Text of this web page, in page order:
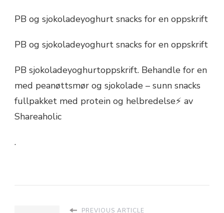
PB og sjokoladeyoghurt snacks for en oppskrift
PB og sjokoladeyoghurt snacks for en oppskrift
PB sjokoladeyoghurtoppskrift. Behandle for en
med peanøttsmør og sjokolade – sunn snacks
fullpakket med protein og helbredelse⚡ av
Shareaholic
.
PREVIOUS ARTICLE